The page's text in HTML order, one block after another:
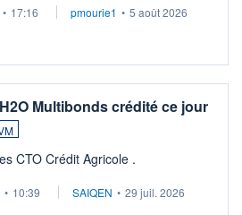
• 17:16 pmourie1 • 5 août 2026
Multibonds crédité ce jour
CTO Crédit Agricole .
• 10:39 SAIQEN • 29 juil. 2026